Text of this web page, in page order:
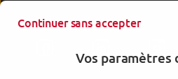
Continuer sans accepter
Vos paramètres